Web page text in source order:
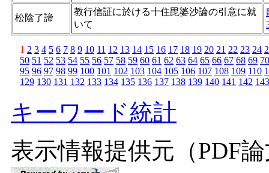
松陰了諦
教行信証に於ける十住毘婆沙論の引意に就
いて
1 2 3 4 5 6 7 8 9 10 11 12 13 14 15 16 17 18 19 20 21 22 23 24
50 51 52 53 54 55 56 57 58 59 60 61 62 63 64 65 66 67 68 69 70
95 96 97 98 99 100 101 102 103 104 105 106 107 108 109 110
129 130 131 132 133 134 135 136 137 138 139 140 141 142 143
キーワード統計
表示情報提供元（PDF